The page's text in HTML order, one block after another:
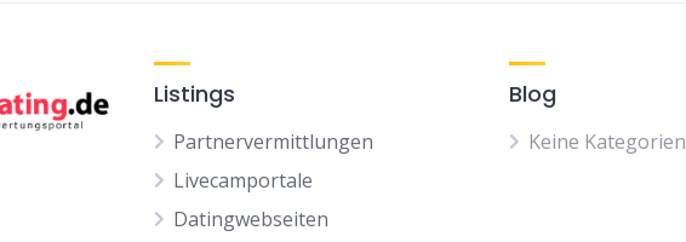
Listings
Partnervermittlungen
Livecamportale
Datingwebseiten
Blog
Keine Kategorien